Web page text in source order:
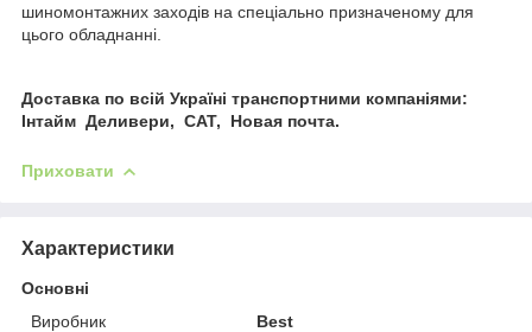
шиномонтажних заходів на спеціально призначеному для
цього обладнанні.
Доставка по всій Україні транспортними компаніями:
Інтайм Деливери, САТ, Новая почта.
Приховати
Характеристики
Основні
Виробник
Best